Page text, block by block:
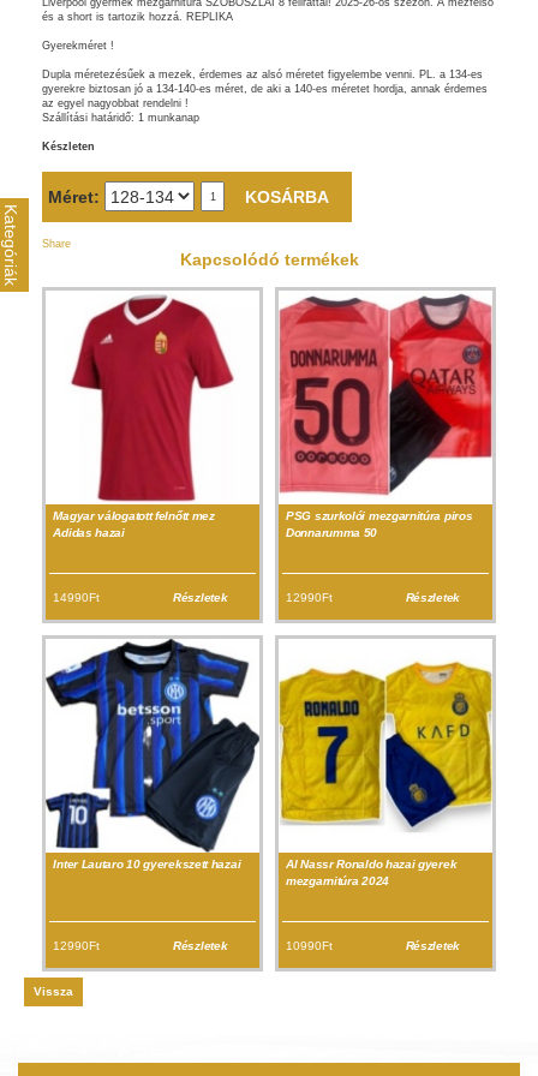
Kategóriák
Liverpool gyermek mezgarnitúra SZOBOSZLAI 8 felirattal! 2025-26-os szezon. A mezfelső
és a short is tartozik hozzá. REPLIKA
Gyerekméret !
Dupla méretezésűek a mezek, érdemes az alsó méretet figyelembe venni. PL. a 134-es
gyerekre biztosan jó a 134-140-es méret, de aki a 140-es méretet hordja, annak érdemes
az egyel nagyobbat rendelni !
Szállítási határidő: 1 munkanap
Készleten
Méret:
Share
Kapcsolódó termékek
Magyar válogatott felnőtt mez
Adidas hazai
14990Ft Részletek
PSG szurkolói mezgarnitúra piros
Donnarumma 50
12990Ft Részletek
Inter Lautaro 10 gyerekszett hazai
12990Ft Részletek
Al Nassr Ronaldo hazai gyerek
mezgarnitúra 2024
10990Ft Részletek
Vissza